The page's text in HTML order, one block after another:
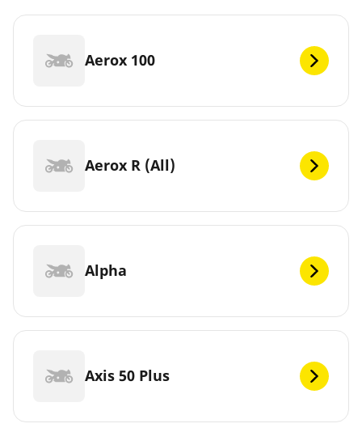
Aerox 100
Aerox R (All)
Alpha
Axis 50 Plus